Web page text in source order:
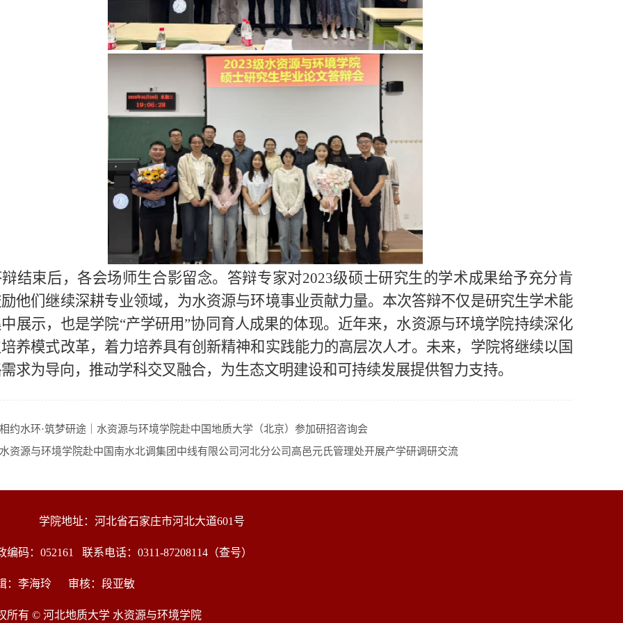
结束后，各会场师生合影留念。答辩专家对2023级硕士研究生的学术成果给予充分肯
他们继续深耕专业领域，为水资源与环境事业贡献力量。本次答辩不仅是研究生学术能
展示，也是学院“产学研用”协同育人成果的体现。近年来，水资源与环境学院持续深化
养模式改革，着力培养具有创新精神和实践能力的高层次人才。未来，学院将继续以国
求为导向，推动学科交叉融合，为生态文明建设和可持续发展提供智力支持。
相约水环·筑梦研途｜水资源与环境学院赴中国地质大学（北京）参加研招咨询会
水资源与环境学院赴中国南水北调集团中线有限公司河北分公司高邑元氏管理处开展产学研调研交流
学院地址：河北省石家庄市河北大道601号
编码：052161 联系电话：0311-87208114（查号）
：李海玲 审核：段亚敏
所有 © 河北地质大学 水资源与环境学院